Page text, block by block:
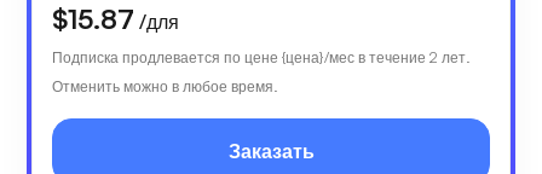
$15.87 /для
Подписка продлевается по цене {цена}/мес в течение 2 лет.
Отменить можно в любое время.
Заказать